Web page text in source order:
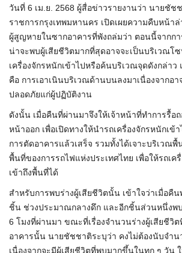
วันที่ 6 เม.ย. 2568 ผู้สื่อข่าวรายงานว่า นายชัช
ราชการกรุงเทพมหานคร เปิดเผยความคืบหน้า
ผู้สูญหายในซากอาคารที่พังถล่มว่า ตอนนี้จากก
น่าจะพบผู้เสียชีวิตมากที่สุดอาจจะเป็นบริเวณโซ
เครื่องจักรหนักเข้าไปหรือค้นบริเวณจุดดังกล่า
คือ การเอาเนินบริเวณด้านบนลงมาเนื่องจากอา
ปลอดภัยแก่ผู้ปฏิบัติงาน
ดังนั้น เมื่อคืนที่ผ่านมาจึงให้เจ้าหน้าที่ทำการรื้อ
หน้าออก เพื่อเปิดทางให้นำรถเครื่องจักรหนักเข้
การตัดอาคารแล้วเสร็จ รวมทั้งได้เจาะบริเวณพื้
พื้นที่ของการรถไฟแห่งประเทศไทย เพื่อให้รถเค
เข้าถึงพื้นที่ได้
สำหรับการพบร่างผู้เสียชีวิตนั้น เข้าใจว่าเมื่อคื
ชิ้น ช่วงประมาณกลางดึก และอีกชิ้นส่วนหนึ่งพ
6 โมงที่ผ่านมา ขณะที่เรื่องจำนวนร่างผู้เสียชีวิ
อาคารนั้น นายชัชชาติระบุว่า คงไม่ต้องนับจำน
เนื่องจากจะมีผู้เสียชีวิตที่พบมากขึ้นในทุก ๆ วัน